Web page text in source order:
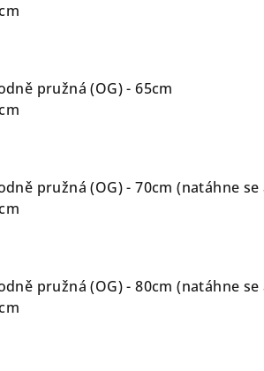
pružná (OG) - 65cm
pružná (OG) - 70cm (natáhne
pružná (OG) - 80cm (natáhne